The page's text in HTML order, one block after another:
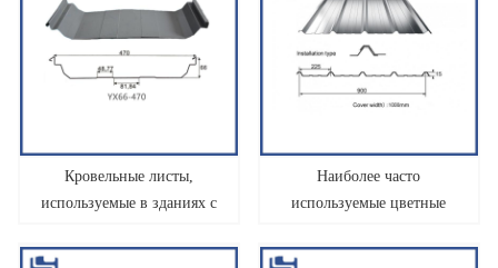
Кровельные листы,
используемые в зданиях с
стальными конструкциями
Наиболее часто
используемые цветные